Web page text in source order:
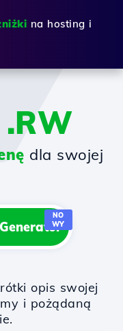
na hosting i
.RW
dla swojej
NO
WY
opis swojej
i pożądaną